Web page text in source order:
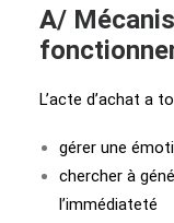
A/
L’acte d’achat a
gérer une
chercher à
l’immédiateté